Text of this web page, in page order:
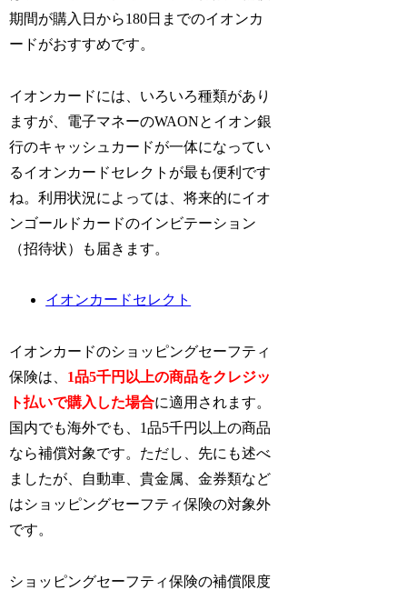
期間が購入日から180日までのイオンカ
ードがおすすめです。
イオンカードには、いろいろ種類があり
ますが、電子マネーのWAONとイオン銀
行のキャッシュカードが一体になってい
るイオンカードセレクトが最も便利です
ね。利用状況によっては、将来的にイオ
ンゴールドカードのインビテーション
（招待状）も届きます。
イオンカードセレクト
イオンカードのショッピングセーフティ
保険は、 1品5千円以上の商品をクレジッ
ト払いで購入した場合に適用されます。
国内でも海外でも、1品5千円以上の商品
なら補償対象です。ただし、先にも述べ
ましたが、自動車、貴金属、金券類など
はショッピングセーフティ保険の対象外
です。
ショッピングセーフティ保険の補償限度